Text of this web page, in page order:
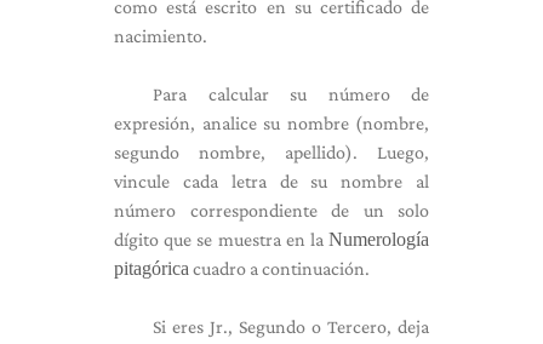
como está escrito en su certificado de
nacimiento.
Para calcular su número de
expresión, analice su nombre (nombre,
segundo nombre, apellido). Luego,
vincule cada letra de su nombre al
número correspondiente de un solo
dígito que se muestra en la Numerología
pitagórica cuadro a continuación.
Si eres Jr., Segundo o Tercero, deja